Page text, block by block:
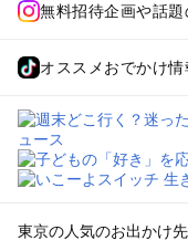
無料招待企画や話
オススメおでかけ情
東京の人気のお出かけ